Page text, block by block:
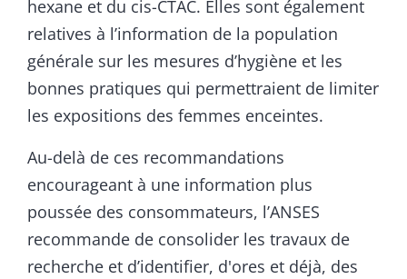
hexane et du cis-CTAC. Elles sont également
relatives à l’information de la population
générale sur les mesures d’hygiène et les
bonnes pratiques qui permettraient de limiter
les expositions des femmes enceintes.
Au-delà de ces recommandations
encourageant à une information plus
poussée des consommateurs, l’ANSES
recommande de consolider les travaux de
recherche et d’identifier, d'ores et déjà, des